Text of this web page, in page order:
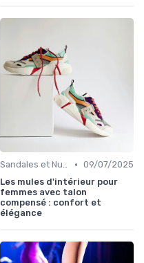
Sandales et Nu-pieds • 09/07/2025
Les mules d'intérieur pour
femmes avec talon
compensé : confort et
élégance